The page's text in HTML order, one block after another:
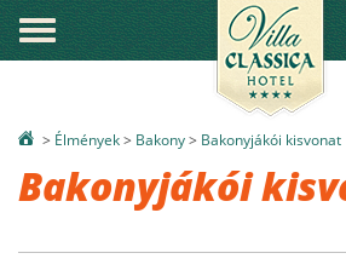
° > Élmények> Bakony> Bakonyjákói kisvonat
Bakonyjákói